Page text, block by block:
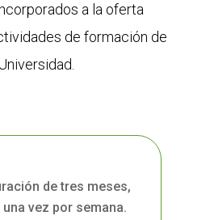
a la oferta
de formación de
de tres meses,
vez por semana.